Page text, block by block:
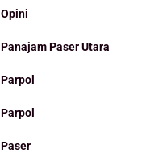
Opini
Panajam Paser Utara
Parpol
Parpol
Paser